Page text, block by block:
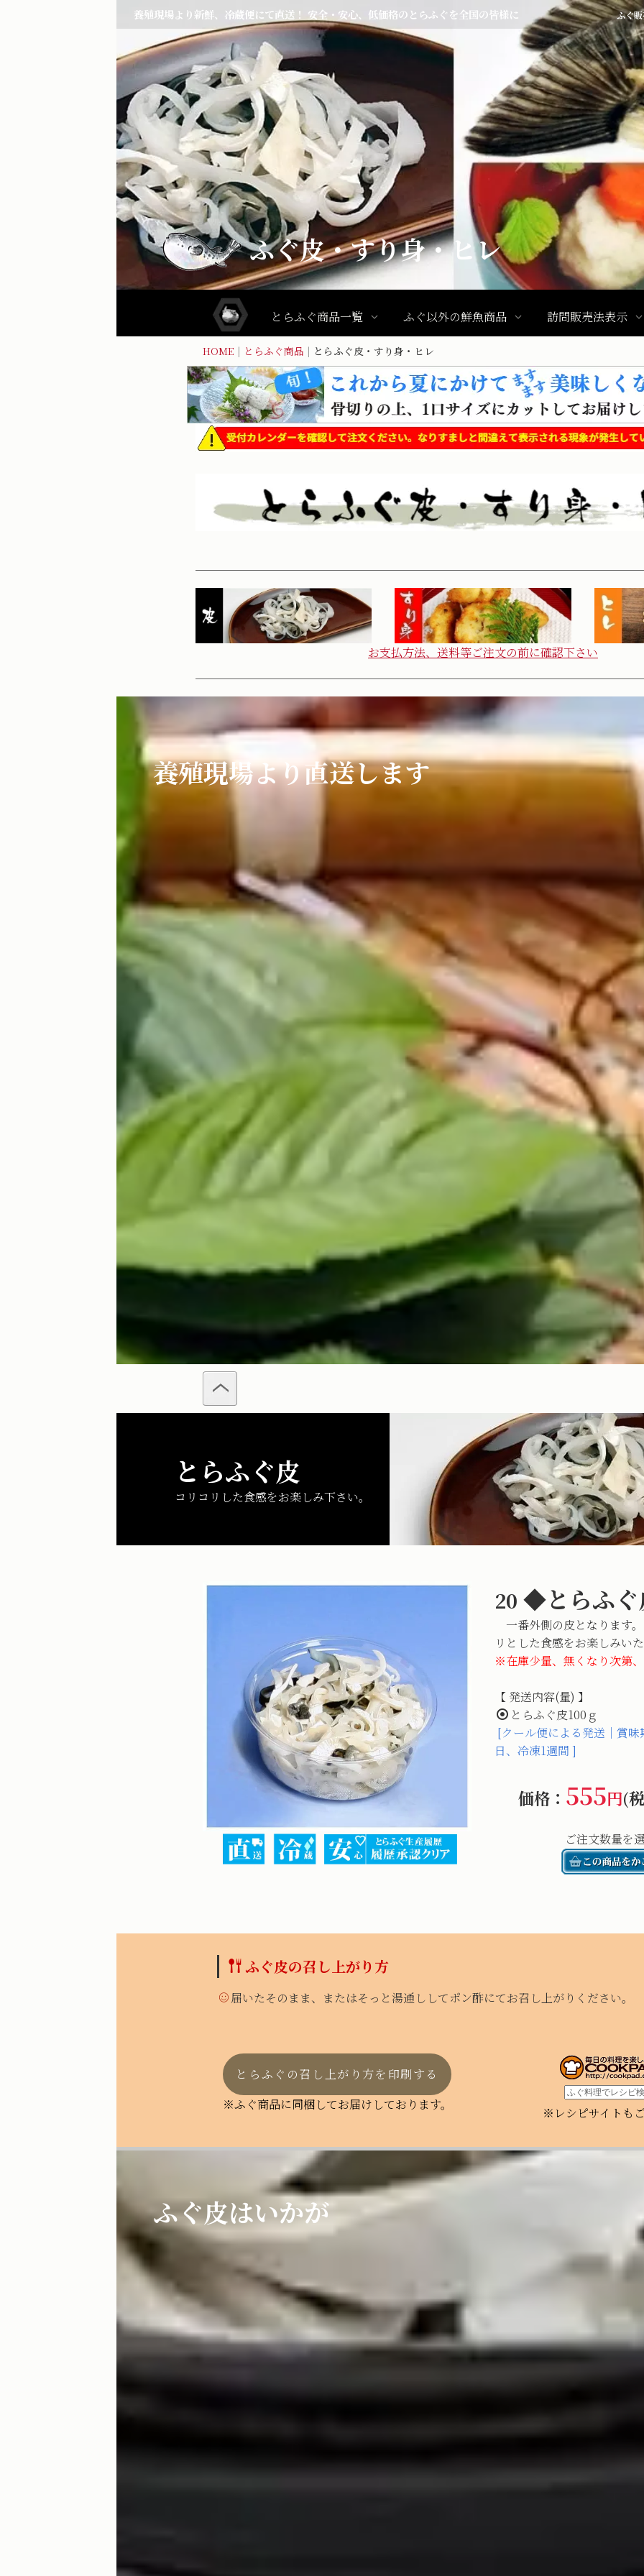
養殖現場より新鮮、冷蔵便にて直送！ 安全・安心、低価格のとらふぐを全国の皆様に ふぐ
ふぐ皮・すり身・ヒレ
とらふぐ商品一覧
とらふぐ単品商品一覧
ふぐから揚げとらふぐまる身(身欠き)とらふぐしゃぶしゃぶとらふぐタタキ焼きとらふぐとらふぐ白子ふぐすり身とらふぐ皮とらふぐヒレ
とらふぐセット商品一覧
とらふぐ特選セットA(ふぐ刺し|チリ鍋|唐揚げ他)とらふぐ特選セットB(ふぐ刺し|チリ鍋|唐揚げ他)とらふぐ極選セット(刺し|鍋|たたき|唐揚げ他)ふぐ一人前・お試しセット(ふぐ刺し|チリ鍋)ふぐアラ・チリ鍋セット(ふぐアラ鍋|すり身) とらふぐ贈答用「幸」(ふぐ刺
ふぐ以外の鮮魚商品
天然物・養
【天然物商品】蛸壺マダコ天然ハモチリメンジャコ 【養殖海鮮商品】御所アジさくら鯛
訪問販売法表示
通信(訪問)販売法表示
通信販売法に基づきお買い物にあたって
の確認事項や注意点などご案内しており
ます。お買い物の前にご確認下さい。
■販売業者 :（有）ふくとく
■ご注文方法 [
]
■お支払方法 [ク コ 代 郵 銀 ]
会員制度・ ご注文手順
より簡単にお買い物いただけるよう登録
会員制をご利用下さい。
お買い物についてQ&Aでご案内します。
ックでお電話可能です。
HOME | とらふぐ商品 | とらふぐ皮・すり身・ヒレ
お支払方法、送料等ご注文の前に確認下さい
養殖現場より直送します
とらふぐ皮
コリコリした食感をお楽しみ下さい。
20 ◆とらふぐ
一番外側の皮となります
リとした食感をお楽しみい
※在庫少量、無くなり次第
【 発送内容(量) 】
とらふぐ皮100ｇ
[クール便による発送｜賞
日、冷凍1週間 ]
価格： 555円(
ご注文数量
ふぐ皮の召し上がり方
届いたそのまま、またはそっと湯通ししてポン酢にてお召し上がりください。
とらふぐの召し上がり方を印刷する
※ふぐ商品に同梱してお届けしております。
※レシピサイトも
ふぐ皮はいかが